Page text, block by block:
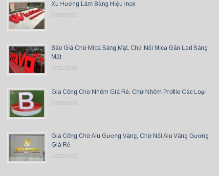
Xu Hướng Làm Bảng Hiệu Inox
08/02/2023
Báo Giá Chữ Mica Sáng Mặt, Chữ Nổi Mica Gắn Led Sáng
Mặt
27/11/2023
Gia Công Chữ Nhôm Giá Rẻ, Chữ Nhôm Profile Các Loại
08/06/2021
Gia Công Chữ Alu Gương Vàng, Chữ Nổi Alu Vàng Gương
Giá Rẻ
12/10/2023